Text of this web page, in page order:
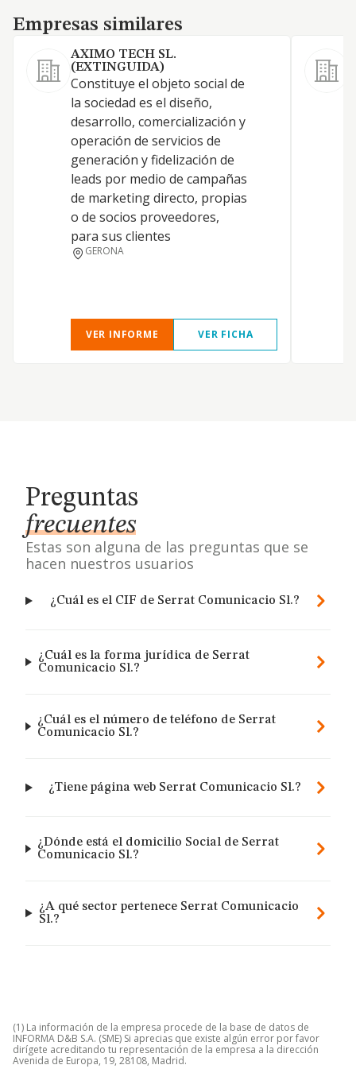
Empresas similares
Empresas similares
AXIMO TECH SL.
(EXTINGUIDA)
Constituye el objeto social de
la sociedad es el diseño,
desarrollo, comercialización y
operación de servicios de
generación y fidelización de
leads por medio de campañas
de marketing directo, propias
o de socios proveedores,
para sus clientes
GERONA
VER INFORME VER FICHA
Preguntas
frecuentes
Estas son alguna de las preguntas que se
hacen nuestros usuarios
¿Cuál es el CIF de Serrat Comunicacio Sl.?
¿Cuál es la forma jurídica de Serrat
Comunicacio Sl.?
¿Cuál es el número de teléfono de Serrat
Comunicacio Sl.?
¿Tiene página web Serrat Comunicacio Sl.?
¿Dónde está el domicilio Social de Serrat
Comunicacio Sl.?
¿A qué sector pertenece Serrat Comunicacio
Sl.?
(1) La información de la empresa procede de la base de datos de
INFORMA D&B S.A. (SME) Si aprecias que existe algún error por favor
dirígete acreditando tu representación de la empresa a la dirección
Avenida de Europa, 19, 28108, Madrid.